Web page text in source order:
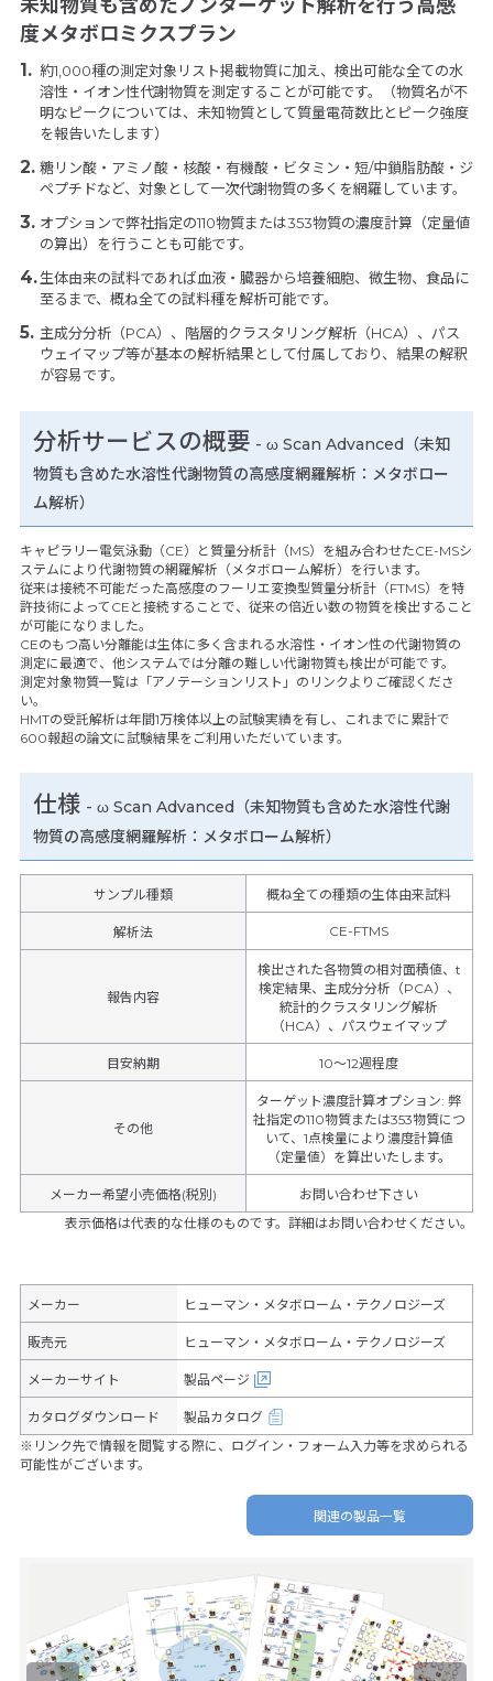
未知物質も含めたノンターゲット解析を行う高感
度メタボロミクスプラン
約1,000種の測定対象リスト掲載物質に加え、検出可能な全ての水
溶性・イオン性代謝物質を測定することが可能です。（物質名が不
明なピークについては、未知物質として質量電荷数比とピーク強度
を報告いたします）
糖リン酸・アミノ酸・核酸・有機酸・ビタミン・短/中鎖脂肪酸・ジ
ペプチドなど、対象として一次代謝物質の多くを網羅しています。
オプションで弊社指定の110物質または353物質の濃度計算（定量値
の算出）を行うことも可能です。
生体由来の試料であれば血液・臓器から培養細胞、微生物、食品に
至るまで、概ね全ての試料種を解析可能です。
主成分分析（PCA）、階層的クラスタリング解析（HCA）、パス
ウェイマップ等が基本の解析結果として付属しており、結果の解釈
が容易です。
分析サービスの概要 - ω Scan Advanced（未知
物質も含めた水溶性代謝物質の高感度網羅解析：メタボロー
ム解析）
キャピラリー電気泳動（CE）と質量分析計（MS）を組み合わせたCE-MSシ
ステムにより代謝物質の網羅解析（メタボローム解析）を行います。
従来は接続不可能だった高感度のフーリエ変換型質量分析計（FTMS）を特
許技術によってCEと接続することで、従来の倍近い数の物質を検出すること
が可能になりました。
CEのもつ高い分離能は生体に多く含まれる水溶性・イオン性の代謝物質の
測定に最適で、他システムでは分離の難しい代謝物質も検出が可能です。
測定対象物質一覧は「アノテーションリスト」のリンクよりご確認くださ
い。
HMTの受託解析は年間1万検体以上の試験実績を有し、これまでに累計で
600報超の論文に試験結果をご利用いただいています。
仕様 - ω Scan Advanced（未知物質も含めた水溶性代謝
物質の高感度網羅解析：メタボローム解析）
サンプル種類 概ね全ての種類の生体由来試料
解析法 CE-FTMS
報告内容
検出された各物質の相対面積値、t
検定結果、主成分分析（PCA）、
統計的クラスタリング解析
（HCA）、パスウェイマップ
目安納期 10～12週程度
その他
ターゲット濃度計算オプション:弊
社指定の110物質または353物質につ
いて、1点検量により濃度計算値
（定量値）を算出いたします。
メーカー希望小売価格(税別)
お問い合わせ下さい
表示価格は代表的な仕様のものです。詳細はお問い合わせください。
メーカー ヒューマン・メタボローム・テクノロジーズ
販売元 ヒューマン・メタボローム・テクノロジーズ
メーカーサイト 製品ページ
カタログダウンロード
製品カタログ
※リンク先で情報を閲覧する際に、ログイン・フォーム入力等を求められる
可能性がございます。
関連の製品一覧